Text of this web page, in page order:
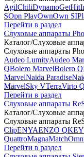
AgilChiliDynamoGetHit
SOpn PlayOwnOwn SI
Перейти в раздел
Слуховые аппараты
Каталог/Слуховые
Слуховые аппараты
Audeo LumityAudeo
QBolero MarvelBolero Q
MarvelNaida Paradise
MarvelSky VTerraVirto Q
Перейти в раздел
Слуховые аппараты
Каталог/Слуховые
Слуховые аппараты
ClipENYAENZO QKEY
QuattroMagnaMatch
Перейти в раздел